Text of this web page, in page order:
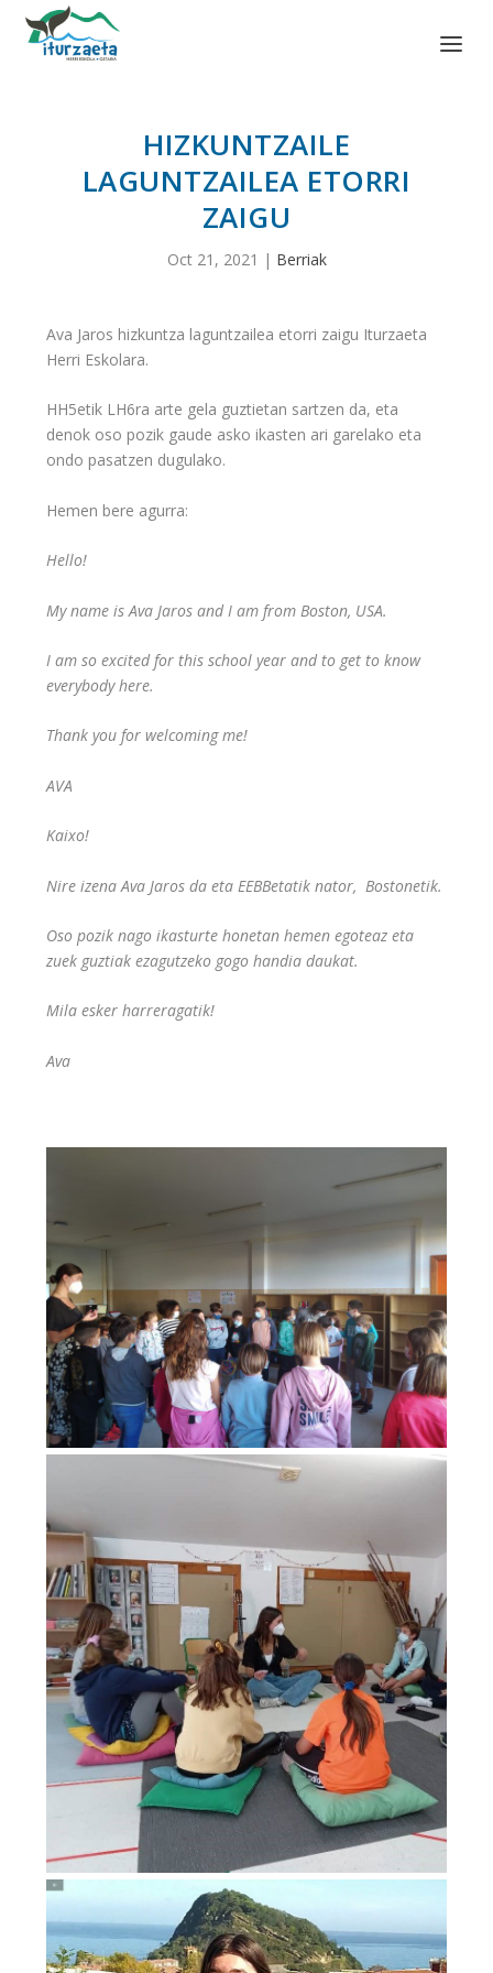
HIZKUNTZAILE
LAGUNTZAILEA ETORRI
ZAIGU
Oct 21, 2021 | Berriak
Ava Jaros hizkuntza laguntzailea etorri zaigu Iturzaeta
Herri Eskolara.
HH5etik LH6ra arte gela guztietan sartzen da, eta
denok oso pozik gaude asko ikasten ari garelako eta
ondo pasatzen dugulako.
Hemen bere agurra:
Hello!
My name is Ava Jaros and I am from Boston, USA.
I am so excited for this school year and to get to know
everybody here.
Thank you for welcoming me!
AVA
Kaixo!
Nire izena Ava Jaros da eta EEBBetatik nator, Bostonetik.
Oso pozik nago ikasturte honetan hemen egoteaz eta
zuek guztiak ezagutzeko gogo handia daukat.
Mila esker harreragatik!
Ava